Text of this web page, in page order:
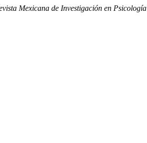
Mexicana de Investigación en Psicología